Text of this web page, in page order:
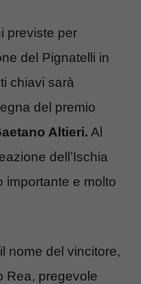
previste per
del Pignatelli in
chiavi sarà
del premio
Altieri. Al
dell’Ischia
importante e molto
nome del vincitore,
Rea, pregevole